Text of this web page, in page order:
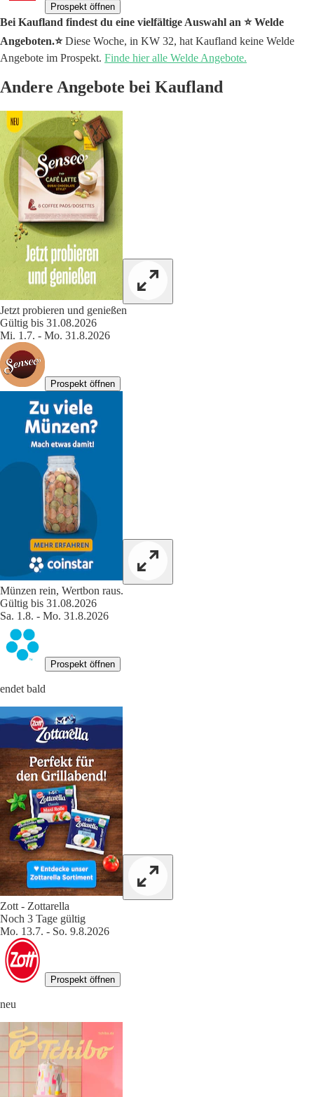
Prospekt öffnen
Bei Kaufland findest du eine vielfältige Auswahl an ⭐️ Welde
Angeboten.⭐️Diese Woche, in KW 32, hat Kaufland keine Welde
Angebote im Prospekt. Finde hier alle Welde Angebote.
Andere Angebote bei Kaufland
Jetzt probieren und genießen
Gültig bis 31.08.2026
Mi. 1.7. - Mo. 31.8.2026
Prospekt öffnen
Münzen rein, Wertbon raus.
Gültig bis 31.08.2026
Sa. 1.8. - Mo. 31.8.2026
Prospekt öffnen
endet bald
Zott - Zottarella
Noch 3 Tage gültig
Mo. 13.7. - So. 9.8.2026
Prospekt öffnen
neu